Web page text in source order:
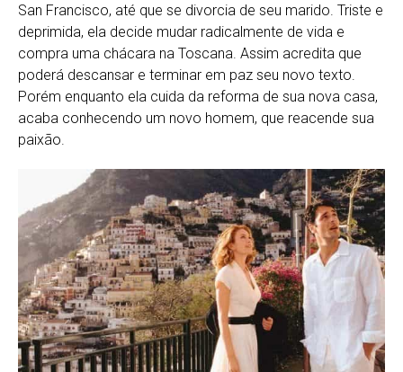
San Francisco, até que se divorcia de seu marido. Triste e
deprimida, ela decide mudar radicalmente de vida e
compra uma chácara na Toscana. Assim acredita que
poderá descansar e terminar em paz seu novo texto.
Porém enquanto ela cuida da reforma de sua nova casa,
acaba conhecendo um novo homem, que reacende sua
paixão.